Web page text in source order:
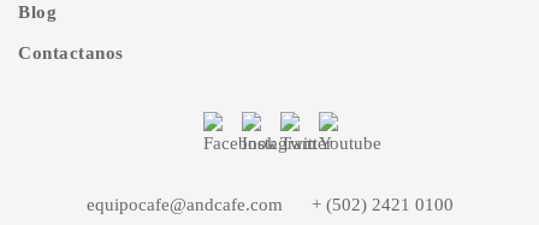
Blog
Contactanos
equipocafe@andcafe.com + (502) 2421 0100